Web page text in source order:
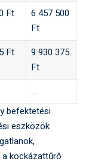
Ft
6 457 500
Ft
Ft
9 930 375
Ft
…
befektetési
eszközök
kockázattűrő